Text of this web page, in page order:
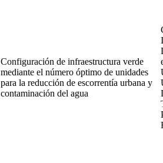
Configuración de infraestructura verde
mediante el número óptimo de unidades
para la reducción de escorrentía urbana y
contaminación del agua